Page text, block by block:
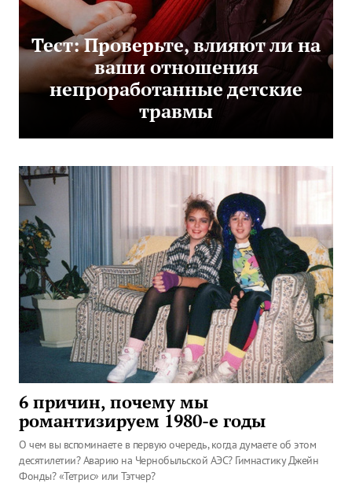
Тест: Проверьте, влияют ли на
ваши отношения
непроработанные детские
травмы
6 причин, почему мы
романтизируем 1980-е годы
О чем вы вспоминаете в первую очередь, когда думаете об этом
десятилетии? Аварию на Чернобыльской АЭС? Гимнастику Джейн
Фонды? «Тетрис» или Тэтчер?